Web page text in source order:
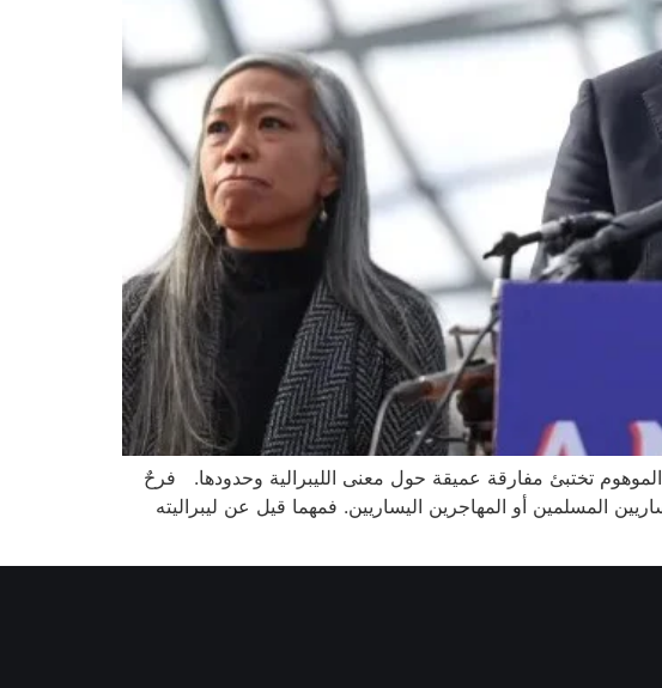
تختبئ مفارقة عميقة حول معنى الليبرالية وحدودها. فرحٌ
المسلمين أو المهاجرين اليساريين. فمهما قيل عن ليبراليته